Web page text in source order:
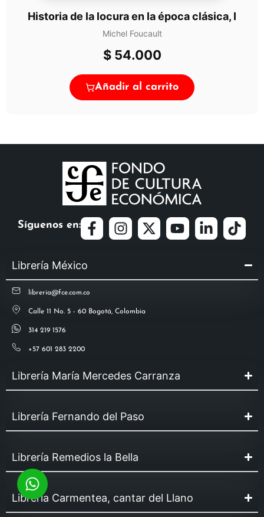
Historia de la locura en la época clásica, I
Michel Foucault
$54.000
Añadir al carrito
Síguenos en:
Librería México
libreria@fce.com.co
Calle 11 No. 5 - 60 Bogotá, Colombia
314 219 1576
+57 601 283 2200
Librería María Mercedes Carranza
Librería Fernando del Paso
Librería Remedios la Bella
Librería Carmentea, cantar del Llano